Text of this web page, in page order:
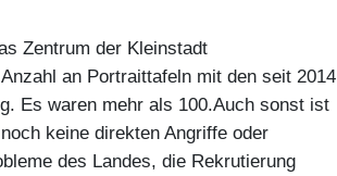
Zentrum der Kleinstadt
an Portraittafeln mit den seit 2014
Es waren mehr als 100.Auch sonst ist
keine direkten Angriffe oder
des Landes, die Rekrutierung